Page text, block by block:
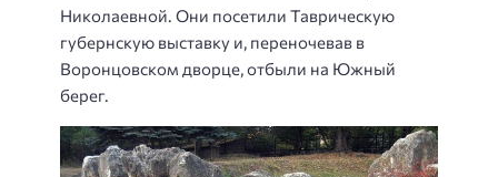
Николаевной. Они посетили Таврическую
губернскую выставку и, переночевав в
Воронцовском дворце, отбыли на Южный
берег.